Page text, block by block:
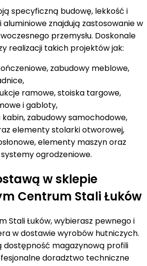
specyficzną budowę, lekkość i
aluminiowe znajdują zastosowanie w
przemysłu. Doskonale
realizacji takich projektów jak:
zabudowy meblowe,
ramowe, stoiska targowe,
i gabloty,
zabudowy samochodowe,
elementy stolarki otworowej,
elementy maszyn oraz
ogrodzeniowe.
w sklepie
Centrum Stali Łuków
Stali Łuków, wybierasz pewnego i
w dostawie wyrobów hutniczych.
dostępność magazynową profili
doradztwo techniczne